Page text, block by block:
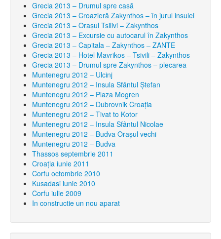
Grecia 2013 – Drumul spre casă
Grecia 2013 – Croazieră Zakynthos – în jurul insulei
Grecia 2013 – Orașul Tsilivi – Zakynthos
Grecia 2013 – Excursie cu autocarul în Zakynthos
Grecia 2013 – Capitala – Zakynthos – ZANTE
Grecia 2013 – Hotel Mavrikos – Tsivili – Zakynthos
Grecia 2013 – Drumul spre Zakynthos – plecarea
Muntenegru 2012 – Ulcinj
Muntenegru 2012 – Insula Sfântul Ştefan
Muntenegru 2012 – Plaza Mogren
Muntenegru 2012 – Dubrovnik Croaţia
Muntenegru 2012 – Tivat to Kotor
Muntenegru 2012 – Insula Sfântul Nicolae
Muntenegru 2012 – Budva Oraşul vechi
Muntenegru 2012 – Budva
Thassos septembrie 2011
Croaţia iunie 2011
Corfu octombrie 2010
Kusadasi iunie 2010
Corfu iulie 2009
In constructie un nou aparat